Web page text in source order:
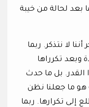
بعد لحالة من خيبة
لا نتذكر. ربما
وبعد تكرراها
القدر. بل ما حدث
هو ما جعلنا نظن
إلى تكرارها. ربما